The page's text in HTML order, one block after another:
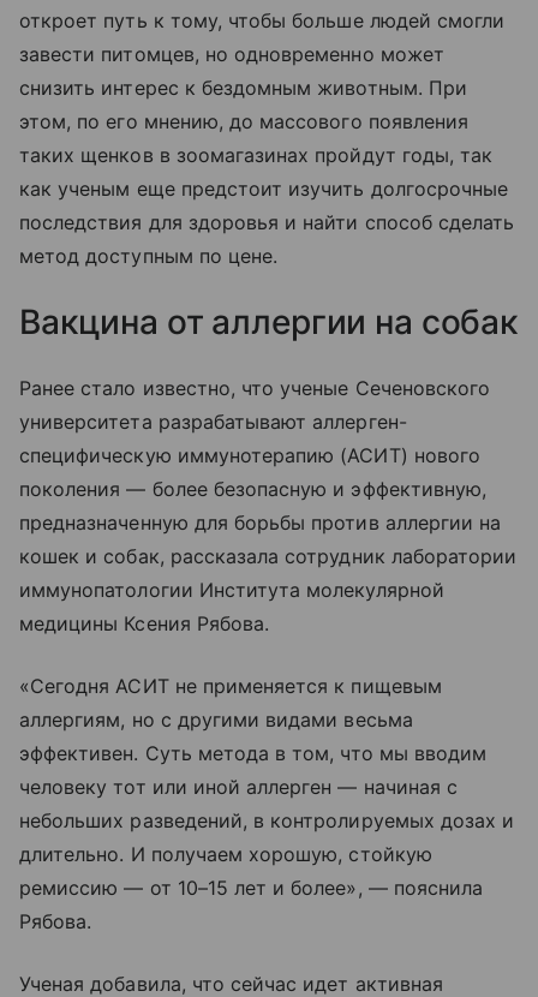
откроет путь к тому, чтобы больше людей смогли
завести питомцев, но одновременно может
снизить интерес к бездомным животным. При
этом, по его мнению, до массового появления
таких щенков в зоомагазинах пройдут годы, так
как ученым еще предстоит изучить долгосрочные
последствия для здоровья и найти способ сделать
метод доступным по цене.
Вакцина от аллергии на собак
Ранее стало известно, что ученые Сеченовского
университета разрабатывают аллерген-
специфическую иммунотерапию (АСИТ) нового
поколения — более безопасную и эффективную,
предназначенную для борьбы против аллергии на
кошек и собак, рассказала сотрудник лаборатории
иммунопатологии Института молекулярной
медицины Ксения Рябова.
«Сегодня АСИТ не применяется к пищевым
аллергиям, но с другими видами весьма
эффективен. Суть метода в том, что мы вводим
человеку тот или иной аллерген — начиная с
небольших разведений, в контролируемых дозах и
длительно. И получаем хорошую, стойкую
ремиссию — от 10–15 лет и более», — пояснила
Рябова.
Ученая добавила, что сейчас идет активная